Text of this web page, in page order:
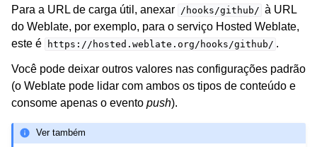
Para a URL de carga útil, anexar /hooks/github/ à URL
do Weblate, por exemplo, para o serviço Hosted Weblate,
este é
https://hosted.weblate.org/hooks/github/ .
Você pode deixar outros valores nas configurações padrão
(o Weblate pode lidar com ambos os tipos de conteúdo e
consome apenas o evento push).
Ver também